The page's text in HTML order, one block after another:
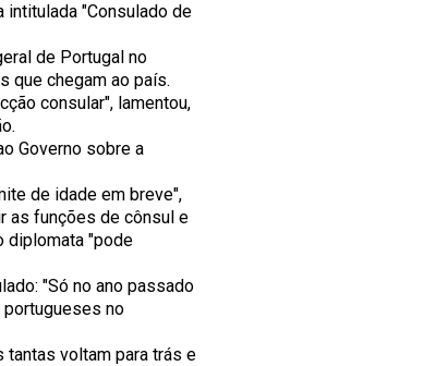
intitulada "Consulado de
de Portugal no
que chegam ao país.
consular", lamentou,
Governo sobre a
de idade em breve",
as funções de cônsul e
diplomata "pode
"Só no ano passado
no
tantas voltam para trás e